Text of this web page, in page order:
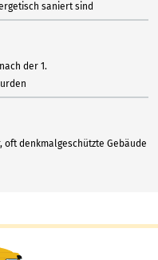
saniert sind
der 1.
denkmalgeschützte Gebäude